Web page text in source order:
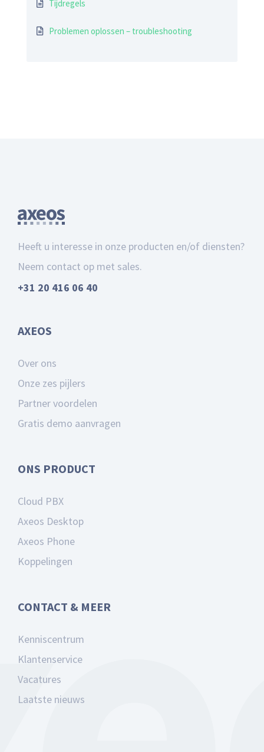
Tijdregels
Problemen oplossen – troubleshooting
Heeft u interesse in onze producten en/of diensten?
Neem contact op met sales.
+31 20 416 06 40
AXEOS
Over ons
Onze zes pijlers
Partner voordelen
Gratis demo aanvragen
ONS PRODUCT
Cloud PBX
Axeos Desktop
Axeos Phone
Koppelingen
CONTACT & MEER
Kenniscentrum
Klantenservice
Vacatures
Laatste nieuws